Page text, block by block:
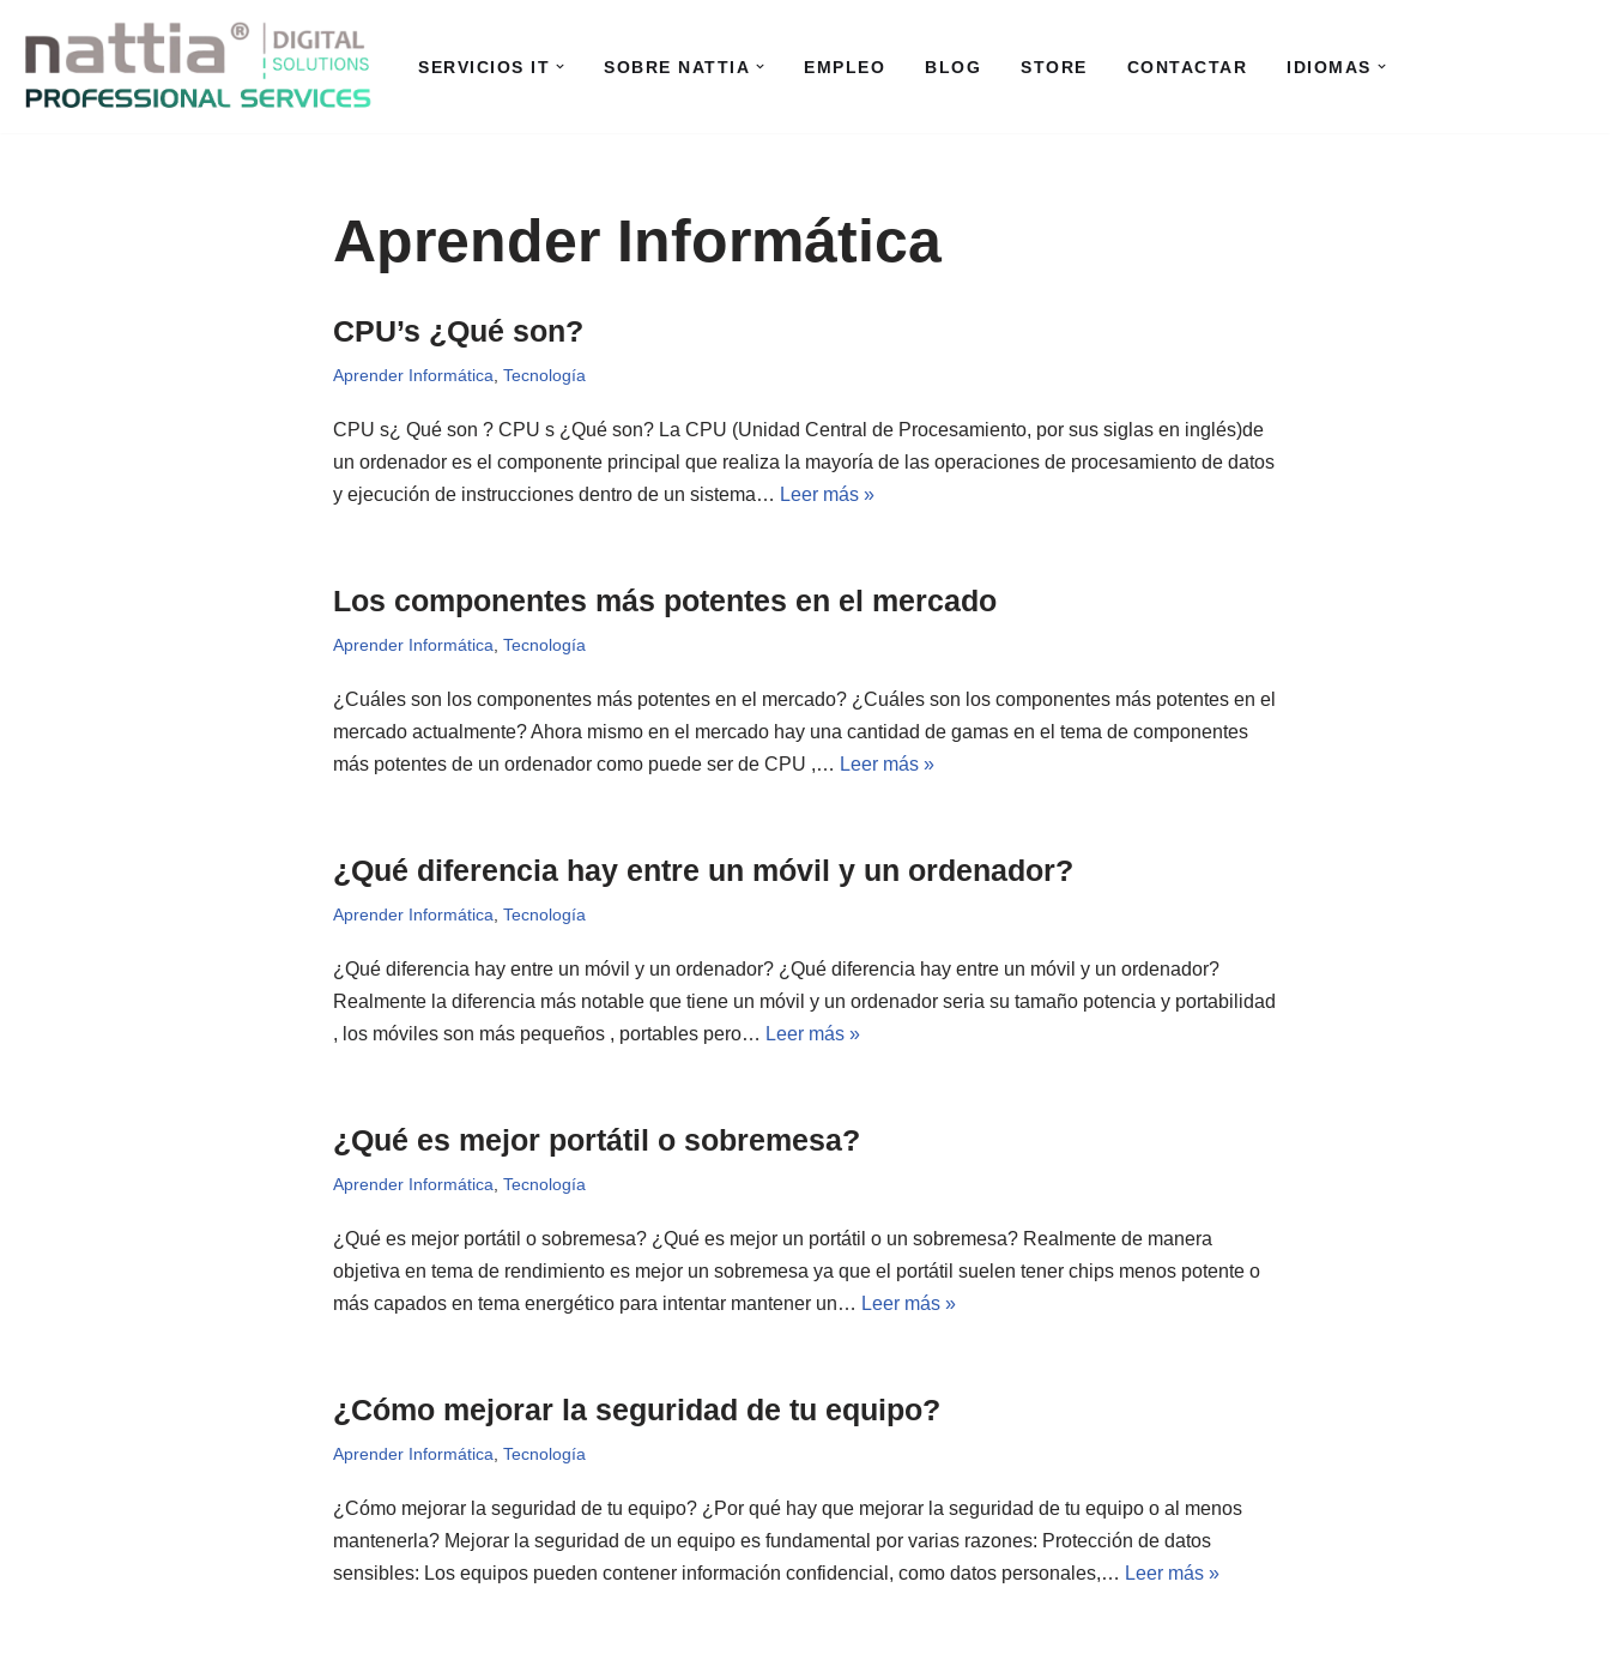
Saltar
al
SERVICIOS IT SOBRE NATTIA EMPLEO BLOG STORE CONTACTAR IDIOMAS
Aprender Informática
CPU’s ¿Qué son?
Aprender Informática Tecnología
CPU s¿ Qué son ? CPU s ¿Qué son? La CPU (Unidad Central de Procesamiento, por sus siglas en inglés)de
un ordenador es el componente principal que realiza la mayoría de las operaciones de procesamiento de datos
y ejecución de instrucciones dentro de un sistema… Leer más »
Los componentes más potentes en el mercado
Aprender Informática Tecnología
¿Cuáles son los componentes más potentes en el mercado? ¿Cuáles son los componentes más potentes en el
mercado actualmente? Ahora mismo en el mercado hay una cantidad de gamas en el tema de componentes
más potentes de un ordenador como puede ser de CPU ,… Leer más »
¿Qué diferencia hay entre un móvil y un ordenador?
Aprender Informática Tecnología
¿Qué diferencia hay entre un móvil y un ordenador? ¿Qué diferencia hay entre un móvil y un ordenador?
Realmente la diferencia más notable que tiene un móvil y un ordenador seria su tamaño potencia y portabilidad
, los móviles son más pequeños , portables pero… Leer más »
¿Qué es mejor portátil o sobremesa?
Aprender Informática Tecnología
¿Qué es mejor portátil o sobremesa? ¿Qué es mejor un portátil o un sobremesa? Realmente de manera
objetiva en tema de rendimiento es mejor un sobremesa ya que el portátil suelen tener chips menos potente o
más capados en tema energético para intentar mantener un… Leer más »
¿Cómo mejorar la seguridad de tu equipo?
Aprender Informática Tecnología
¿Cómo mejorar la seguridad de tu equipo? ¿Por qué hay que mejorar la seguridad de tu equipo o al menos
mantenerla? Mejorar la seguridad de un equipo es fundamental por varias razones: Protección de datos
sensibles: Los equipos pueden contener información confidencial, como datos personales,… Leer más »